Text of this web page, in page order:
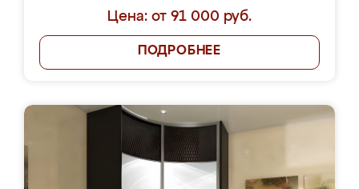
Цена: от 91 000 руб.
ПОДРОБНЕЕ